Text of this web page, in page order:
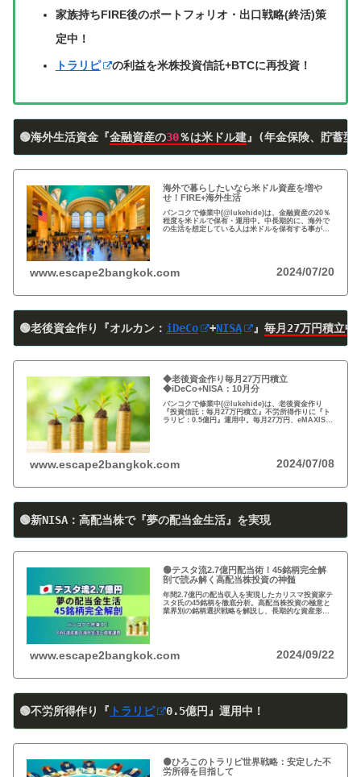
家族持ちFIRE後のポートフォリオ・出口戦略(終活)策
定中！
トラリピ の利益を米株投資信託+BTCに再投資！
🟢海外生活資金『金融資産の30％は米ドル建』(年金保険、貯蓄型
海外で暮らしたいなら米ドル資産を増や
せ！FIRE+海外生活
バンコクで修業中(@lukehide)は、金融資産の20％
程度を米ドルで保有・運用中。中長期的に、海外で
の生活を想定している人は米ドルを保有する事がお
www.escape2bangkok.com 2024/07/20
🟢老後資金作り『オルカン： iDeCo +NISA 』 毎月27万円積立中
◆老後資金作り毎月27万円積立
◆iDeCo+NISA：10月分
バンコクで修業中(@lukehide)は、老後資金作り
『投資信託：毎月27万円積立』不労所得作りに『ト
ラリピ：0.5億円』運用中。毎月27万円、eMAXIS
www.escape2bangkok.com 2024/07/08
🟢新NISA：高配当株で『夢の配当金生活』を実現
🟢テスタ流2.7億円配当術！45銘柄完全解
剖で読み解く高配当株投資の神髄
年間2.7億円の配当収入を実現したカリスマ投資家テ
スタ氏の45銘柄を徹底分析。高配当株投資の極意と
業界別の銘柄選択戦略を解説し、長期的な資産形成
www.escape2bangkok.com 2024/09/22
🟢不労所得作り『 トラリピ 0.5億円』運用中！
🟠ひろこのトラリピ世界戦略：安定した不
労所得を目指して